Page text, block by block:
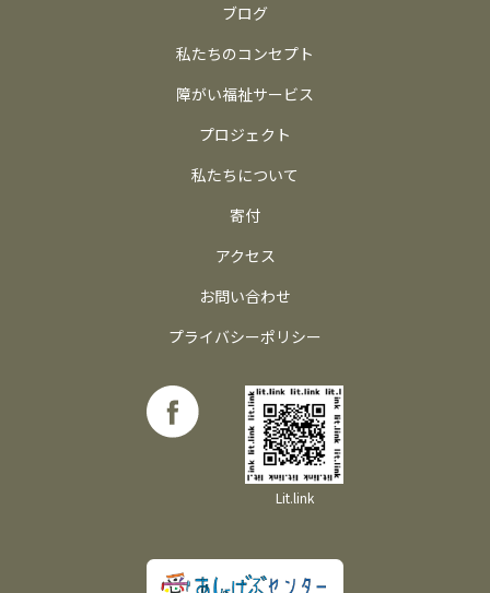
ブログ
私たちのコンセプト
障がい福祉サービス
プロジェクト
私たちについて
寄付
アクセス
お問い合わせ
プライバシーポリシー
Lit.link